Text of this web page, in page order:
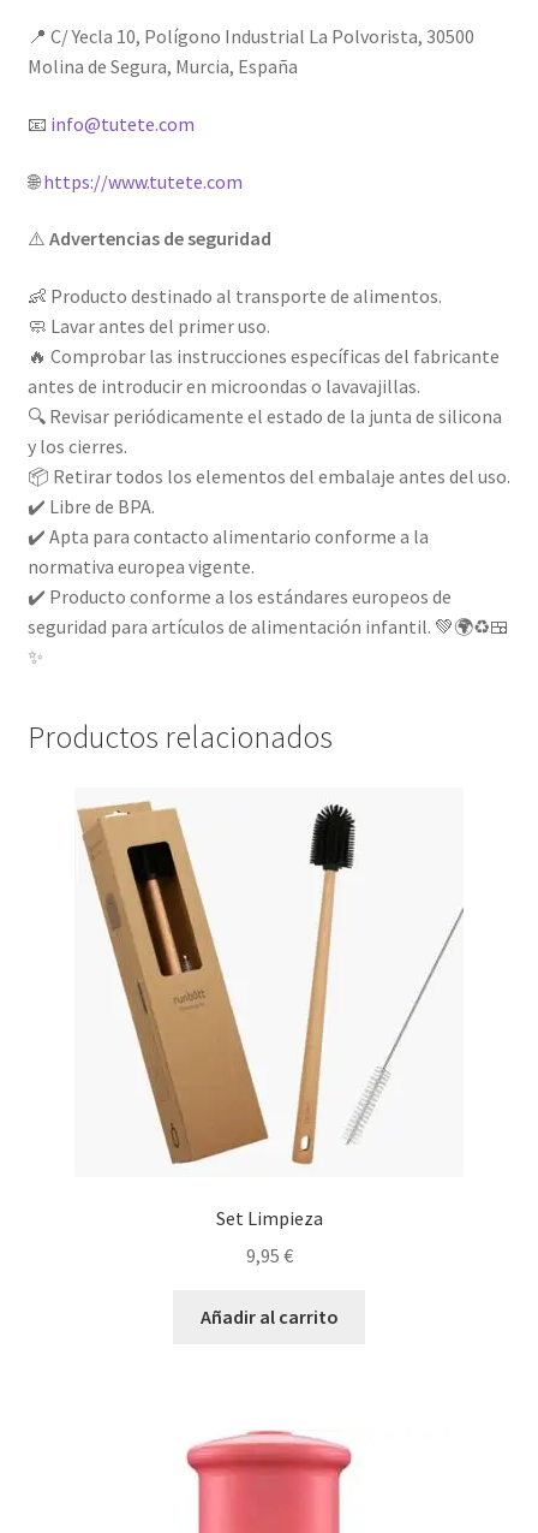
📍 C/ Yecla 10, Polígono Industrial La Polvorista, 30500
Molina de Segura, Murcia, España
📧 info@tutete.com
🌐https://www.tutete.com
⚠️ Advertencias de seguridad
👶 Producto destinado al transporte de alimentos.
🧼 Lavar antes del primer uso.
🔥 Comprobar las instrucciones específicas del fabricante
antes de introducir en microondas o lavavajillas.
🔍 Revisar periódicamente el estado de la junta de silicona
y los cierres.
📦 Retirar todos los elementos del embalaje antes del uso.
✔️ Libre de BPA.
✔️ Apta para contacto alimentario conforme a la
normativa europea vigente.
✔️ Producto conforme a los estándares europeos de
seguridad para artículos de alimentación infantil. 💚🌍♻️🍱
✨
Productos relacionados
Set Limpieza
9,95 €
Añadir al carrito